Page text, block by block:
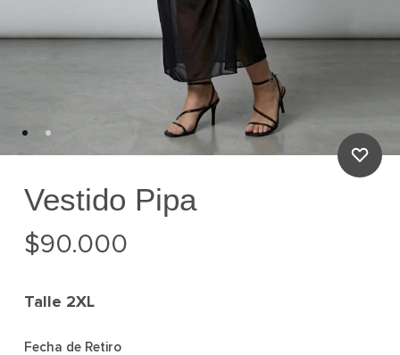
Vestido Pipa
$90.000
Talle 2XL
Fecha de Retiro